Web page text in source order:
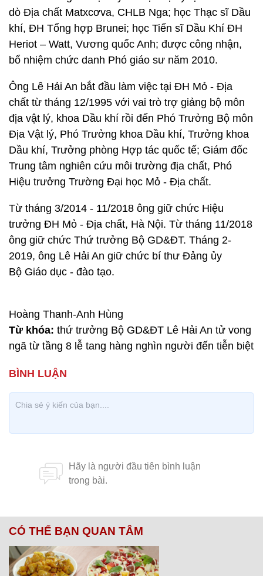
dò Địa chất Matxcơva, CHLB Nga; học Thạc sĩ Dầu
khí, ĐH Tổng hợp Brunei; học Tiến sĩ Dầu Khí ĐH
Heriot – Watt, Vương quốc Anh; được công nhận,
bổ nhiệm chức danh Phó giáo sư năm 2010.
Ông Lê Hải An bắt đầu làm việc tại ĐH Mỏ - Địa
chất từ tháng 12/1995 với vai trò trợ giảng bộ môn
địa vật lý, khoa Dầu khí rồi đến Phó Trưởng Bộ môn
Địa Vật lý, Phó Trưởng khoa Dầu khí, Trưởng khoa
Dầu khí, Trưởng phòng Hợp tác quốc tế; Giám đốc
Trung tâm nghiên cứu môi trường địa chất, Phó
Hiệu trưởng Trường Đại học Mỏ - Địa chất.
Từ tháng 3/2014 - 11/2018 ông giữ chức Hiệu
trưởng ĐH Mỏ - Địa chất, Hà Nội. Từ tháng 11/2018
ông giữ chức Thứ trưởng Bộ GD&ĐT. Tháng 2-
2019, ông Lê Hải An giữ chức bí thư Đảng ủy
Bộ Giáo dục - đào tạo.
Hoàng Thanh-Anh Hùng
Từ khóa: thứ trưởng Bộ GD&ĐT Lê Hải An tử vong
ngã từ tầng 8 lễ tang hàng nghìn người đến tiễn biệt
CÓ THỂ BẠN QUAN TÂM